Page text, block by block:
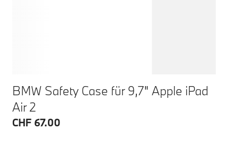
BMW Safety Case für 9,7" Apple iPad
Air 2
CHF 67.00